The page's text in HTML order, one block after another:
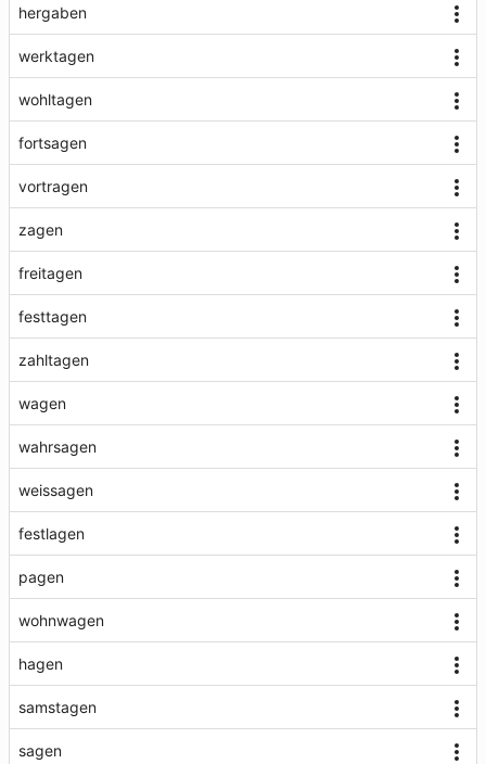
hergaben
werktagen
wohltagen
fortsagen
vortragen
zagen
freitagen
festtagen
zahltagen
wagen
wahrsagen
weissagen
festlagen
pagen
wohnwagen
hagen
samstagen
sagen